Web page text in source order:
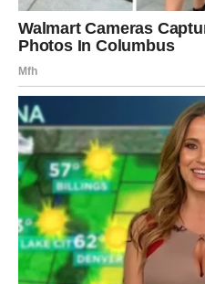
nečistoća i poboljšava upijanje.
Sastojci
Pomiješajte preostali naribani
maslinovim uljem (1 žlica),
kurkumom (1/4 žličice).
kao masku na lice, vrat i
Ostavite da odstoji 20 minuta,
Razlozi zbog kojih je ovaj
sastojaka Đumbir: Prepun
proizvodnju kolagena,
kože.